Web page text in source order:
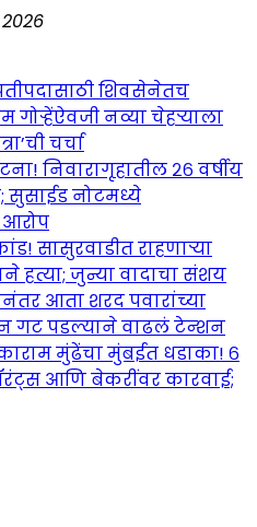
शिवसेनेतच
गोऱ्हेंऐवजी नव्या चेहऱ्याला
चर्चा
निवारागृहातील २६ वर्षीय
सुसाईड नोटमध्ये
सासुरवाडीत राहणाऱ्या
हत्या; जुन्या वादाचा संशय
आता शरद पवारांच्या
गट पडल्याने वाढलं टेन्शन
मुंढेंचा मुंबईत धडाका! ६
आणि बेकरींवर कारवाई;